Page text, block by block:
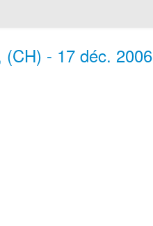
- 17 déc. 2006